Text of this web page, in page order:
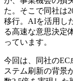
た。そこで同社は
移行。AIを活用し
る高速な意思決定
っています。
今回は、同社の
ステム刷新の背景